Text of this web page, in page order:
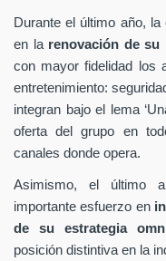
Durante el último año,
en la renovación de su
con mayor fidelidad los
entretenimiento:
integran bajo el lema
oferta del grupo en
canales donde opera.
Asimismo, el último
importante esfuerzo en
de su estrategia
posición distintiva en la